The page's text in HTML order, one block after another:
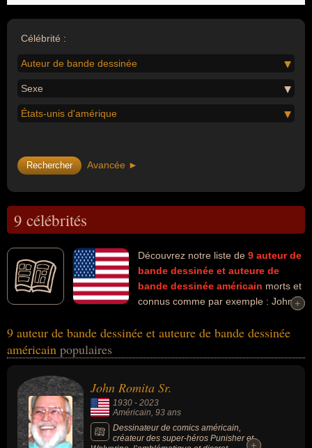
Célébrité :
Auteur de bande dessinée
Sexe
États-unis d'amérique
Avancée ►
9 célébrités
Découvrez notre liste de 9 auteur de
bande dessinée et auteure de
bande dessinée américain morts et
connus comme par exemple : John
Stan Lee, Ron Cobb, Gene Deitch, Jack Davis... Ces personnalités
peuvent avoir des liens variés dans les domaines de l'art, de la
l'animation ou du dessin-animé. Ces célébrités peuvent également
avoir été artiste, dessinateur, illustrateur, scénariste, scénariste de
bandes dessinées, éditeur, éditeur de bandes dessinées, homme
d'affaire, cinéaste, plasticien, acteur, producteur, producteur de
cinéma ou réalisateur d'animation.
+
+
9 auteur de bande dessinée et auteure de bande dessinée
américain populaires
John Romita Sr.
1930 - 2023
Américain, 93 ans
Dessinateur de comics américain,
créateur des super-héros Punisher et
+
+